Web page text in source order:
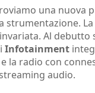
una nuova
strumentazione.
Al
Infotainment
la radio con
audio.